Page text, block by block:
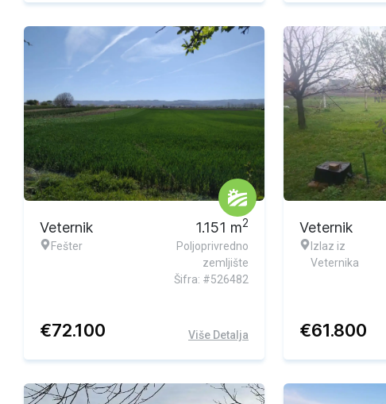
Veternik
Fešter
1.151 m2
Poljoprivredno
zemljište
Šifra: #526482
€72.100 Više Detalja
Veternik
Izlaz iz
Veternika
€61.800